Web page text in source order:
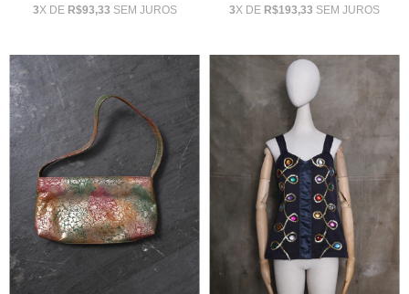
3X DE R$93,33 SEM JUROS 3X DE R$193,33 SEM JUROS